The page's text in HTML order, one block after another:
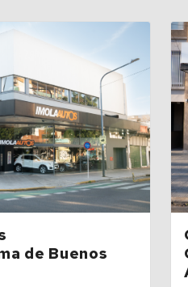
de Buenos